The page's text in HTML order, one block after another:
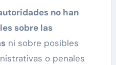
no han
sobre las
ni sobre posibles
o penales